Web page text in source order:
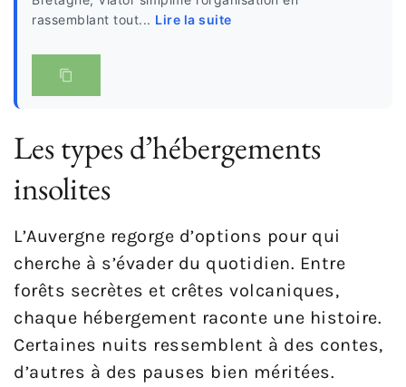
rassemblant tout... Lire la suite
Les types d’hébergements
insolites
L’Auvergne regorge d’options pour qui
cherche à s’évader du quotidien. Entre
forêts secrètes et crêtes volcaniques,
chaque hébergement raconte une histoire.
Certaines nuits ressemblent à des contes,
d’autres à des pauses bien méritées.